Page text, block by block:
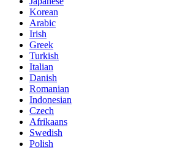
Korean
Arabic
Irish
Greek
Turkish
Italian
Danish
Romanian
Indonesian
Czech
Afrikaans
Swedish
Polish